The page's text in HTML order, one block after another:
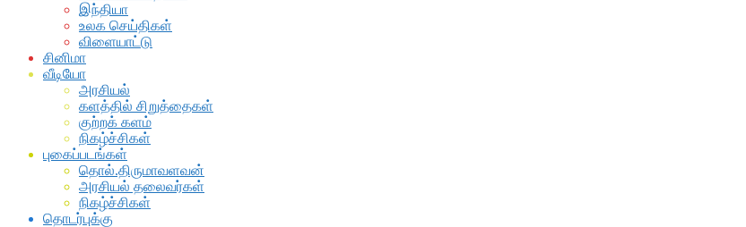
இந்தியா
உலக செய்திகள்
விளையாட்டு
சினிமா
வீடியோ
அரசியல்
களத்தில் சிறுத்தைகள்
குற்றக் களம்
நிகழ்ச்சிகள்
புகைப்படங்கள்
தொல்.திருமாவளவன்
அரசியல் தலைவர்கள்
நிகழ்ச்சிகள்
தொடர்புக்கு